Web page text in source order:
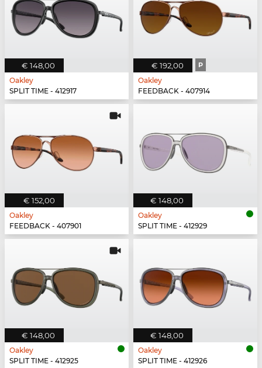
€ 148,00
Oakley
SPLIT TIME - 412917
€ 192,00 P
Oakley
FEEDBACK - 407914
€ 152,00
Oakley
FEEDBACK - 407901
€ 148,00
Oakley
SPLIT TIME - 412929
€ 148,00
Oakley
SPLIT TIME - 412925
€ 148,00
Oakley
SPLIT TIME - 412926